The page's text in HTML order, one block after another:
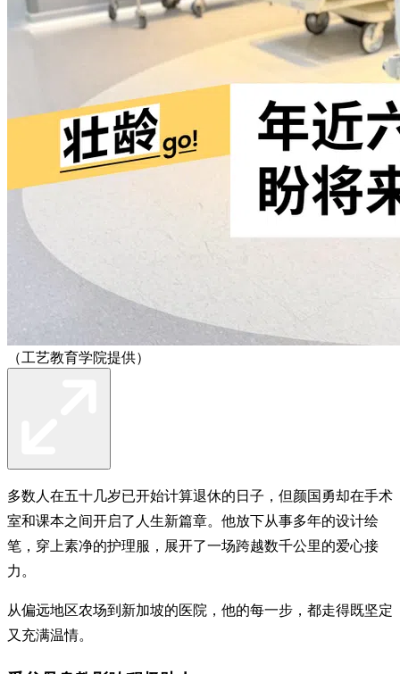
（工艺教育学院提供）
多数人在五十几岁已开始计算退休的日子，但颜国勇却在手术
室和课本之间开启了人生新篇章。他放下从事多年的设计绘
笔，穿上素净的护理服，展开了一场跨越数千公里的爱心接
力。
从偏远地区农场到新加坡的医院，他的每一步，都走得既坚定
又充满温情。